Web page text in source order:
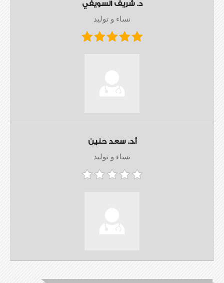
د. شريف السويفي
نساء و توليد
أ.د. سعد حنين
نساء و توليد